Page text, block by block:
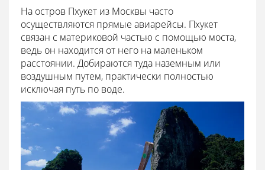
На остров Пхукет из Москвы часто
осуществляются прямые авиарейсы. Пхукет
связан с материковой частью с помощью моста,
ведь он находится от него на маленьком
расстоянии. Добираются туда наземным или
воздушным путем, практически полностью
исключая путь по воде.